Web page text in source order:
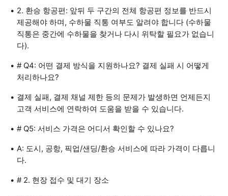
2. 환승 항공편: 앞뒤 두 구간의 전체 항공편 정보를 반드시
제공해야 하며, 수하물 직통 여부도 알려야 합니다 (수하물
직통은 중간에 수하물을 찾거나 다시 위탁할 필요가 없습니
다).
# Q4: 어떤 결제 방식을 지원하나요? 결제 실패 시 어떻게
처리하나요?
결제 실패, 결제 채널 제한 등의 문제가 발생하면 언제든지
고객 서비스에 연락하여 도움을 받을 수 있습니다.
# Q5: 서비스 가격은 어디서 확인할 수 있나요?
A: 도시, 공항, 픽업/샌딩/환승 서비스에 따라 가격이 다릅니
다.
# 2. 현장 접수 및 대기 장소